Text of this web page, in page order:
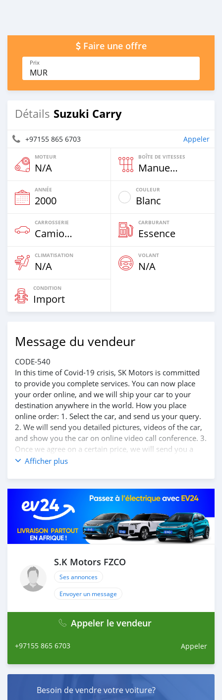
Faire une offre
Prix
MUR
Détails Suzuki Carry
+97155 865 6703 Appeler
MOTEUR
N/A
BOÎTE DE VITESSES
Manuelle
ANNÉE
2000
COULEUR
Blanc
CARROSSERIE
Camion De Plus De 7,5t
CARBURANT
Essence
CLIMATISATION
N/A
VOLANT
N/A
CONDITION
Import
Message du vendeur
CODE-540
In this time of Covid-19 crisis, SK Motors is committed
to provide you complete services. You can now place
your order online, and we will ship your car to your
destination anywhere in the world. How you place
online order: 1. Select the car, and send us your query.
2. We will send you detailed pictures, videos of the car,
and show you the car on online video call conference. 3.
Once we agree on a certain price, we will send you a
proforma invoice for the banking transaction. 4. After
load your car towards your destination. 5. Post loading
your car, we send you the BL copy confirmation. 6.
Once you receive your car, you confirm us, and we are
done with the process. We are taking these steps to
ensure that our clients do not have to Travel. And please
note, SK Motors is one of the leading car exporters in
satisfaction. We are always here, to help you, and guide
you towards the
Afficher plus
S.K Motors FZCO
Ses annonces
Envoyer un message
Appeler le vendeur
+97155 865 6703 Appeler
Besoin de vendre votre voiture?